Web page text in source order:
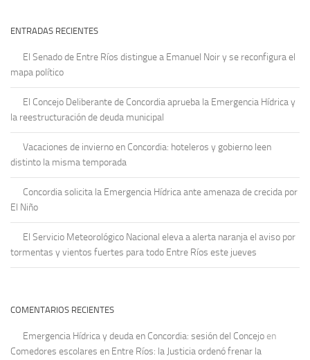
ENTRADAS RECIENTES
El Senado de Entre Ríos distingue a Emanuel Noir y se reconfigura el
mapa político
El Concejo Deliberante de Concordia aprueba la Emergencia Hídrica y
la reestructuración de deuda municipal
Vacaciones de invierno en Concordia: hoteleros y gobierno leen
distinto la misma temporada
Concordia solicita la Emergencia Hídrica ante amenaza de crecida por
El Niño
El Servicio Meteorológico Nacional eleva a alerta naranja el aviso por
tormentas y vientos fuertes para todo Entre Ríos este jueves
COMENTARIOS RECIENTES
Emergencia Hídrica y deuda en Concordia: sesión del Concejo en
Comedores escolares en Entre Ríos: la Justicia ordenó frenar la